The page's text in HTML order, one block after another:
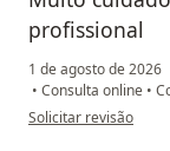
profissional
1 de agosto de 2026
• Consulta online •
na opinião do
Solicitar revisão